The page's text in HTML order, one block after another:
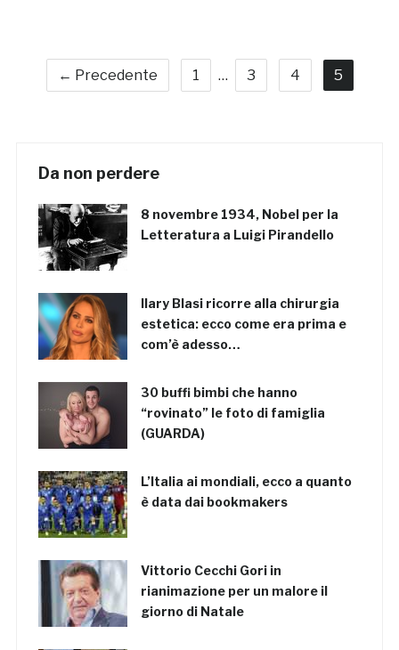
← Precedente 1 … 3 4 5
Da non perdere
8 novembre 1934, Nobel per la
Letteratura a Luigi Pirandello
Ilary Blasi ricorre alla chirurgia
estetica: ecco come era prima e
com’è adesso…
30 buffi bimbi che hanno
“rovinato” le foto di famiglia
(GUARDA)
L’Italia ai mondiali, ecco a quanto
è data dai bookmakers
Vittorio Cecchi Gori in
rianimazione per un malore il
giorno di Natale